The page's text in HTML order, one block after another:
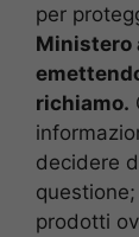
per
Ministero
richiamo.
decidere
prodotti